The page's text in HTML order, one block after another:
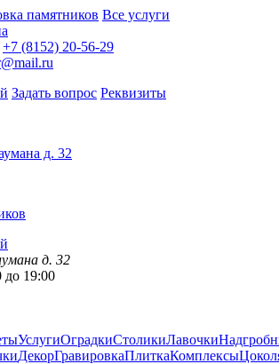
памятников Все услуги
+7 (8152) 20-56-29
Задать вопрос Реквизиты
д. 32
д. 32
до 19:00
УслугиОградкиСтоликиЛавочки
ДекорГравировкаПлиткаКомплексы